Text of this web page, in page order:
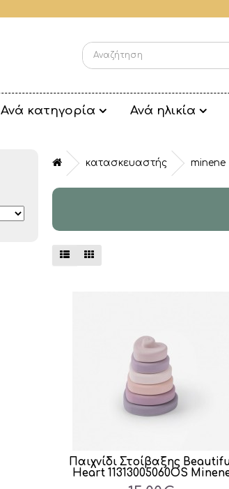
Ανά κατηγορία Ανά ηλικία
κατασκευαστής minene
Παιχνίδι Στοίβαξης
Heart 11313005060OS